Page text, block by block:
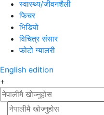
स्वास्थ्य/जीवनशैली
फिचर
भिडियो
विचित्र संसार
फोटो ग्यालरी
English edition
+